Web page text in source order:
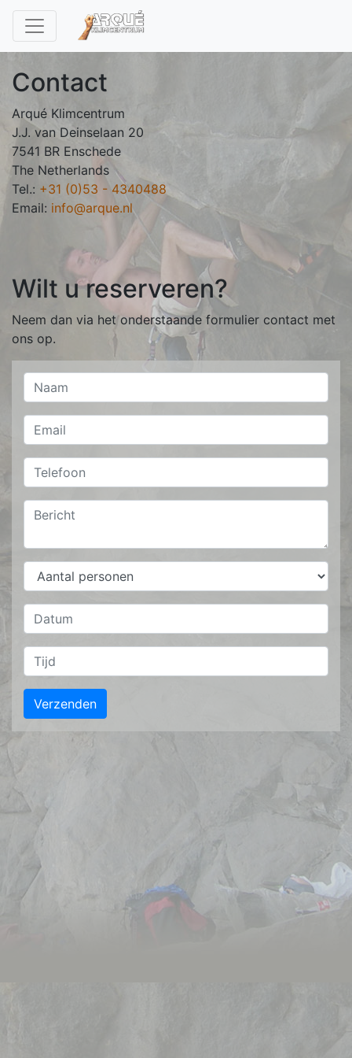
Toggle navigation
Contact
Arqué Klimcentrum
J.J. van Deinselaan 20
7541 BR Enschede
The Netherlands
Tel.: +31 (0)53 - 4340488
Email: info@arque.nl
Wilt u reserveren?
Neem dan via het onderstaande formulier contact met
ons op.
Verzenden